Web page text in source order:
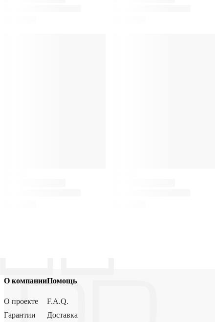
О компании
О проекте
Гарантии
Помощь
F.A.Q.
Доставка